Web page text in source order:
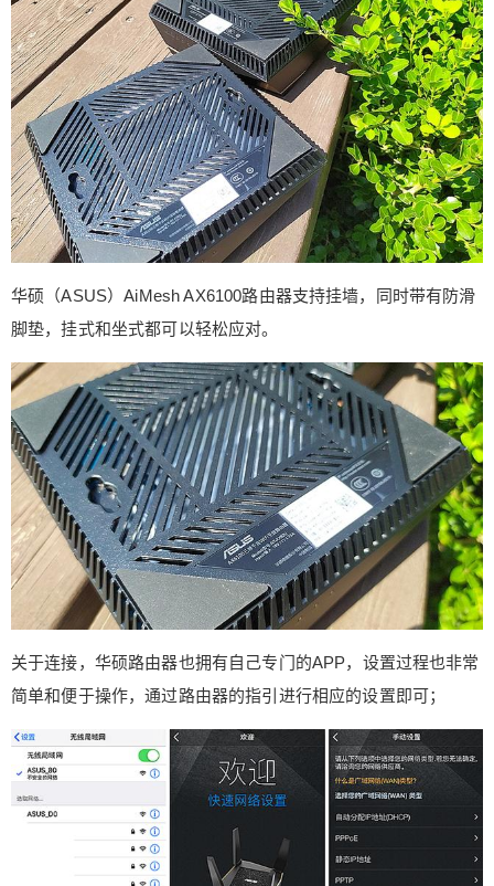
华硕（ASUS）AiMesh AX6100路由器支持挂墙，同时带有防滑
脚垫，挂式和坐式都可以轻松应对。
关于连接，华硕路由器也拥有自己专门的APP，设置过程也非常
简单和便于操作，通过路由器的指引进行相应的设置即可；
给Nancy打赏
2 元 10
付费内容